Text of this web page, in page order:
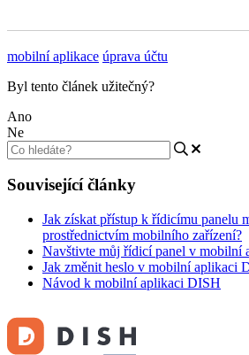
mobilní aplikace úprava účtu
Byl tento článek užitečný?
Ano
Ne
Související články
Jak získat přístup k řídicímu panelu
prostřednictvím mobilního zařízení?
Navštivte můj řídicí panel v mobilní
Jak změnit heslo v mobilní aplikaci
Návod k mobilní aplikaci DISH